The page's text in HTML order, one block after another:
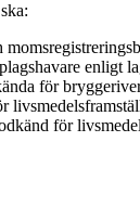
enligt
för
för